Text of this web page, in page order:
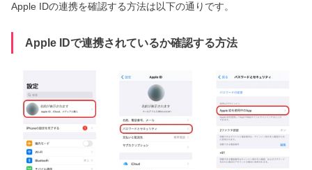
Apple IDの連携を確認する方法は以下の通りです。
Apple IDで連携されているか確認する方法